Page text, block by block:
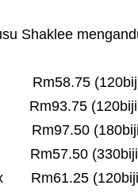
Shaklee
Rm58.75 (120biji
(120biji
Rm97.50 (180biji
(330biji
Rm61.25 (120biji